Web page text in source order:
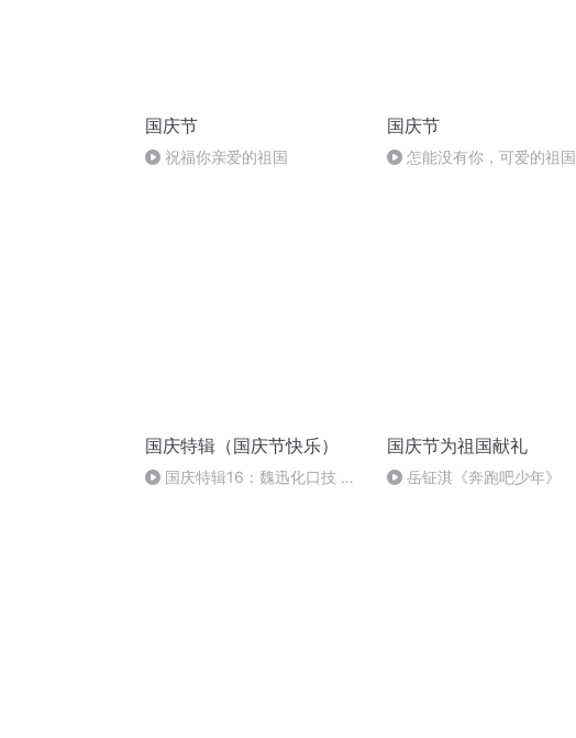
国庆节
祝福你亲爱的祖国
国庆节
怎能没有你，可爱的祖国
国庆特辑（国庆节快乐）
国庆特辑16：魏迅化口技 二
国庆节为祖国献礼
岳钲淇《奔跑吧少年》